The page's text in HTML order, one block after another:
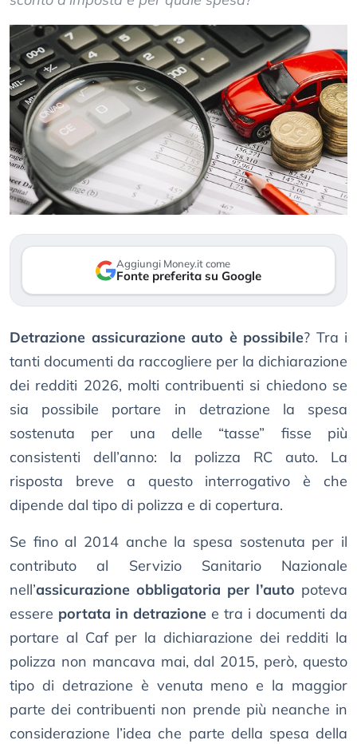
Aggiungi Money.it come
Fonte preferita su Google
Detrazione assicurazione auto è possibile? Tra i
tanti documenti da raccogliere per la dichiarazione
dei redditi 2026, molti contribuenti si chiedono se
sia possibile portare in detrazione la spesa
sostenuta per una delle “tasse” fisse più
consistenti dell’anno: la polizza RC auto. La
risposta breve a questo interrogativo è che
dipende dal tipo di polizza e di copertura.
Se fino al 2014 anche la spesa sostenuta per il
contributo al Servizio Sanitario Nazionale
nell’assicurazione obbligatoria per l’auto poteva
essere portata in detrazione e tra i documenti da
portare al Caf per la dichiarazione dei redditi la
polizza non mancava mai, dal 2015, però, questo
tipo di detrazione è venuta meno e la maggior
parte dei contribuenti non prende più neanche in
considerazione l’idea che parte della spesa della